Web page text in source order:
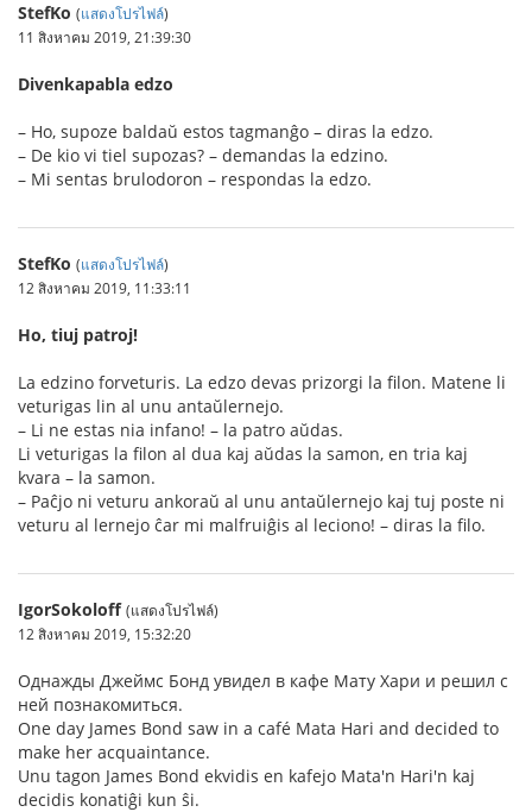
StefKo (แสดงโปรไฟล์)
11 สิงหาคม 2019, 21:39:30
Divenkapabla edzo
– Ho, supoze baldaŭ estos tagmanĝo – diras la edzo.
– De kio vi tiel supozas? – demandas la edzino.
– Mi sentas brulodoron – respondas la edzo.
StefKo (แสดงโปรไฟล์)
12 สิงหาคม 2019, 11:33:11
Ho, tiuj patroj!
La edzino forveturis. La edzo devas prizorgi la filon. Matene li
veturigas lin al unu antaŭlernejo.
– Li ne estas nia infano! – la patro aŭdas.
Li veturigas la filon al dua kaj aŭdas la samon, en tria kaj
kvara – la samon.
– Paĉjo ni veturu ankoraŭ al unu antaŭlernejo kaj tuj poste ni
veturu al lernejo ĉar mi malfruiĝis al leciono! – diras la filo.
IgorSokoloff (แสดงโปรไฟล์)
12 สิงหาคม 2019, 15:32:20
Однажды Джеймс Бонд увидел в кафе Мату Хари и решил с
ней познакомиться.
One day James Bond saw in a café Mata Hari and decided to
make her acquaintance.
Unu tagon James Bond ekvidis en kafejo Mata'n Hari'n kaj
decidis konatiĝi kun ŝi.